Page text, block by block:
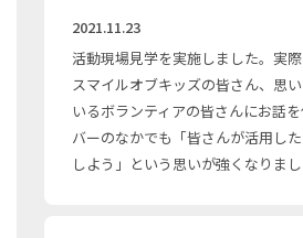
2021.11.23
活動現場見学を実施しました。実
スマイルオブキッズの皆さん、思
いるボランティアの皆さんにお話
バーのなかでも「皆さんが活用し
しよう」という思いが強くなりまし